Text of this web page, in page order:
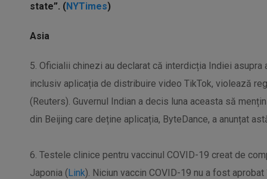
state”. (NYTimes)
Asia
5. Oficialii chinezi au declarat că interdicția Indiei
inclusiv aplicația de distribuire video TikTok, violează
(Reuters). Guvernul Indian a decis luna aceasta să
din Beijing care deține aplicația, ByteDance, a anunțat
6. Testele clinice pentru vaccinul COVID-19 creat de
Japonia (Link). Niciun vaccin COVID-19 nu a fost